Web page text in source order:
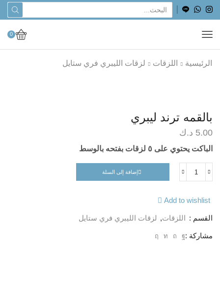
0
الرئيسية اللزقات لزقات الليبري فري ستايل
بالقمه ترند ليبري
5.00 د.ك
الباكت يحتوي على ٥ لزقات بفتحه بالوسط
إضافة إلى السلة
Add to wishlist
القسم : اللزقات, لزقات الليبري فري ستايل
مشاركة :